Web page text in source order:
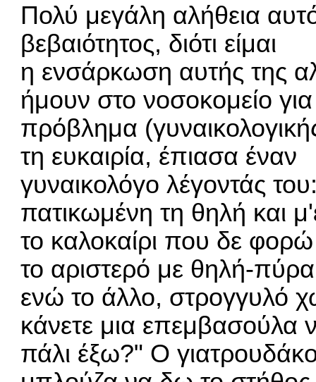
Πολύ μεγάλη αλήθεια
βεβαιότητος, διότι είμαι
η ενσάρκωση αυτής της
ήμουν στο νοσοκομείο για
πρόβλημα
τη ευκαιρία, έπιασα έναν
γυναικολόγο λέγοντάς
πατικωμένη τη θηλή και
το καλοκαίρι που δε φορώ
το αριστερό με θηλή-
ενώ το άλλο, στρογγυλό
κάνετε μια επεμβασούλα
πάλι έξω?" Ο